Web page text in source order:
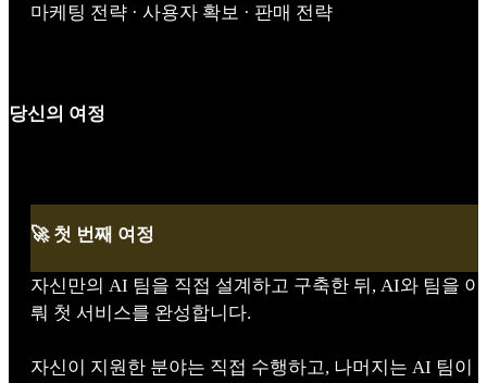
마케팅 전략 · 사용자 확보 · 판매 전략
당신의 여정
🚀 첫 번째 여정
자신만의 AI 팀을 직접 설계하고 구축한 뒤, AI와 팀을 이
뤄 첫 서비스를 완성합니다.
자신이 지원한 분야는 직접 수행하고, 나머지는 AI 팀이